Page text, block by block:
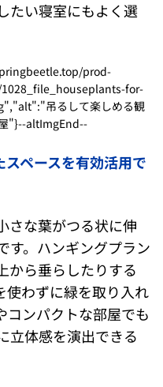
たい寝室にもよく選
prod-
for-
吊るして楽しめる観
"}--altImgEnd--
スペースを有効活用で
さな葉がつる状に伸
す。ハンギングプラン
から垂らしたりする
使わずに緑を取り入れ
コンパクトな部屋でも
立体感を演出できる